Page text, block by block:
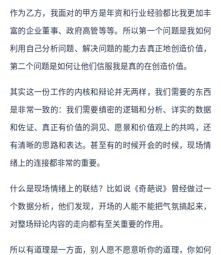
作为乙方，我面对的甲方是年资和行业经验都比我更加丰
富的企业董事、政府高管等等。所以第一个问题是我如何
利用自己分析问题、解决问题的能力去真正地创造价值，
第二个问题是如何让他们信服我是真的在创造价值。
其实这一份工作的内核和辩论并无两样，我们需要的东西
是非常一致的：我们需要缜密的逻辑和分析、详实的数据
和佐证、真正有价值的洞见、愿景和价值观上的共鸣，还
有清晰的思路和表达。甚至有的时候开会的时候，现场情
绪上的连接都非常的重要。
什么是现场情绪上的联结？比如说《奇葩说》曾经做过一
个数据分析，他们发现，开场的人能不能把气氛搞起来，
对整场辩论内容的走向都有至关重要的作用。
所以有道理是一方面，别人愿不愿意听你的道理，你如何